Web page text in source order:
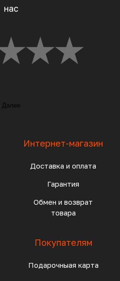
нас
Далее
Интернет-магазин
Доставка и оплата
Гарантия
Обмен и возврат
товара
Покупателям
Подарочныая карта